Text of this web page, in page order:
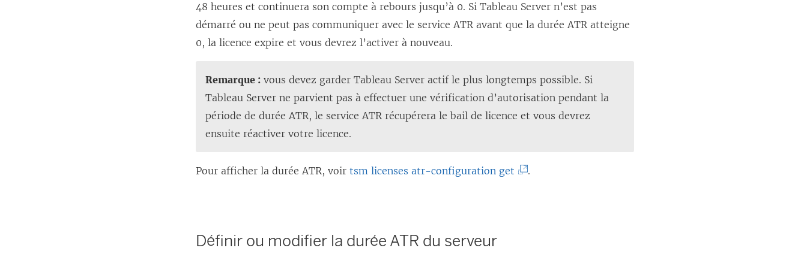
48 heures et continuera son compte à rebours jusqu’à 0. Si Tableau Server n’est pas
démarré ou ne peut pas communiquer avec le service ATR avant que la durée ATR atteigne
0, la licence expire et vous devrez l’activer à nouveau.
Remarque : vous devez garder Tableau Server actif le plus longtemps possible. Si
Tableau Server ne parvient pas à effectuer une vérification d’autorisation pendant la
période de durée ATR, le service ATR récupérera le bail de licence et vous devrez
ensuite réactiver votre licence.
Pour afficher la durée ATR, voirtsm licenses atr-configuration get (
.
Définir ou modifier la durée ATR du serveur